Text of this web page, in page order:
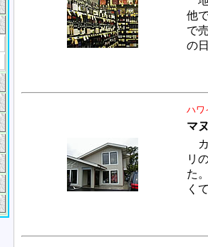
他
で
の
ハワ
マ
カ
リ
た
く